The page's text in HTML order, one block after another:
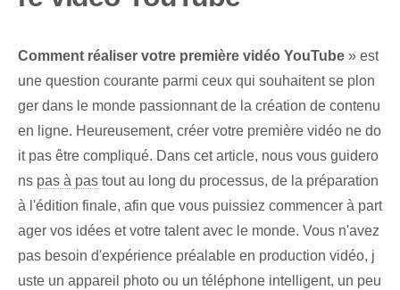
Comment réaliser votre première vidéo YouTube » est
une question courante parmi ceux qui souhaitent se plon
ger dans le monde passionnant de la création de contenu
en ligne. Heureusement, créer votre première vidéo ne do
it pas être compliqué. Dans cet article, nous vous guidero
ns pas à pas tout au long du processus, de la préparation
à l'édition finale, afin que vous puissiez commencer à part
ager vos idées et votre talent avec le monde. Vous n'avez
pas besoin d'expérience préalable en production vidéo, j
uste un appareil photo ou un téléphone intelligent, un peu